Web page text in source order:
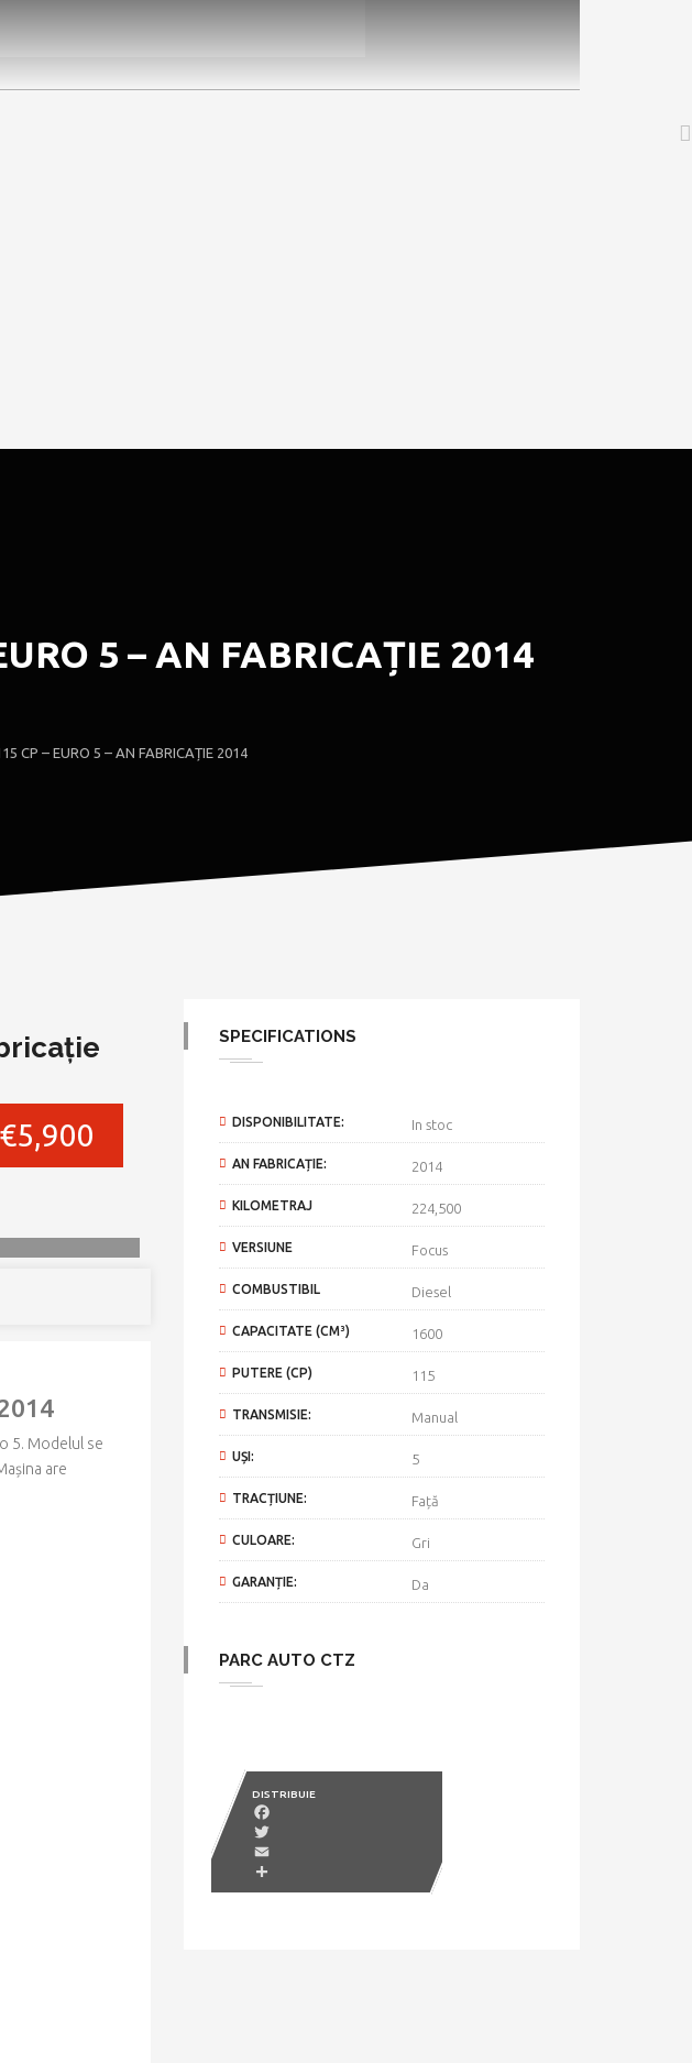
5 – AN FABRICAȚIE 2014
CP – EURO 5 – AN FABRICAȚIE 2014
€5,900
5. Modelul se
are
SPECIFICATIONS
DISPONIBILITATE: In stoc
AN FABRICAȚIE: 2014
KILOMETRAJ 224,500
VERSIUNE Focus
COMBUSTIBIL Diesel
CAPACITATE (CM³) 1600
PUTERE (CP) 115
TRANSMISIE: Manual
UȘI: 5
TRACȚIUNE: Față
CULOARE: Gri
GARANȚIE: Da
PARC AUTO CTZ
DISTRIBUIE
Facebook
Twitter
Email
Partajează